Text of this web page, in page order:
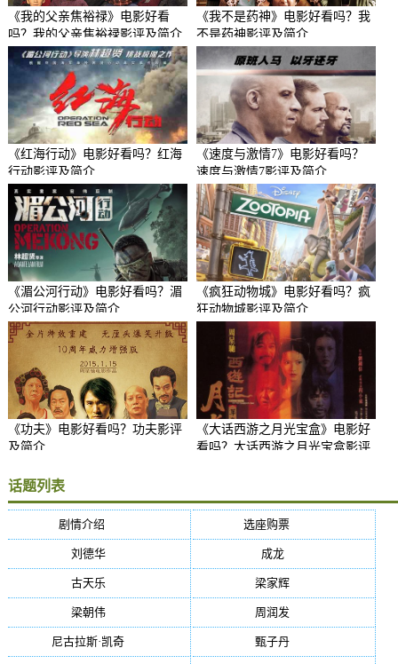
《我的父亲焦裕禄》电影好看
吗？我的父亲焦裕禄影评及简介
《我不是药神》电影好看吗？我
不是药神影评及简介
《红海行动》电影好看吗？红海
行动影评及简介
《速度与激情7》电影好看吗？
速度与激情7影评及简介
《湄公河行动》电影好看吗？湄
公河行动影评及简介
《疯狂动物城》电影好看吗？疯
狂动物城影评及简介
《功夫》电影好看吗？功夫影评
及简介
《大话西游之月光宝盒》电影好
看吗？大话西游之月光宝盒影评
话题列表
剧情介绍 选座购票(5384)
刘德华(50) 成龙(46)
古天乐 梁家辉
梁朝伟(37) 周润发
尼古拉斯·凯奇 甄子丹